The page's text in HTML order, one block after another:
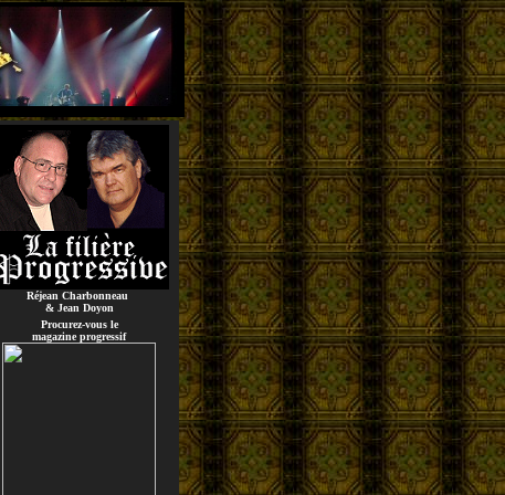
Réjean Charbonneau
& Jean Doyon
Procurez-vous le
magazine progressif